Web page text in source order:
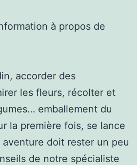
à propos de
accorder des
les fleurs, récolter et
emballement du
la première fois, se lance
doit rester un peu
de notre spécialiste